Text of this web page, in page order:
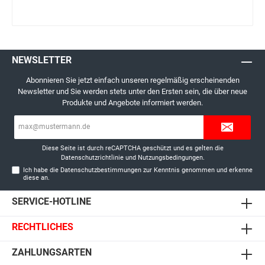
NEWSLETTER
Abonnieren Sie jetzt einfach unseren regelmäßig erscheinenden
Newsletter und Sie werden stets unter den Ersten sein, die über neue
Produkte und Angebote informiert werden.
Diese Seite ist durch reCAPTCHA geschützt und es gelten die
Datenschutzrichtlinieund Nutzungsbedingungen.
Ich habe die Datenschutzbestimmungen zur Kenntnis genommen und erkenne
diese an.
SERVICE-HOTLINE
RECHTLICHES
ZAHLUNGSARTEN